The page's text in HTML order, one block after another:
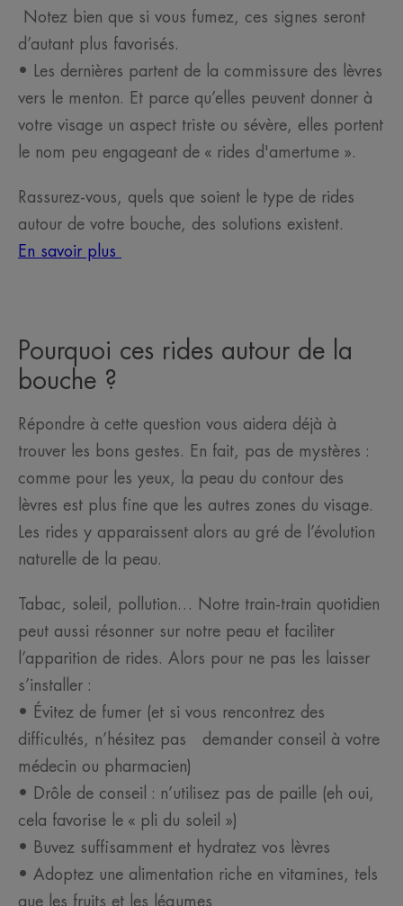
Notez bien que si vous fumez, ces signes seront
d’autant plus favorisés.
• Les dernières partent de la commissure des lèvres
vers le menton. Et parce qu’elles peuvent donner à
votre visage un aspect triste ou sévère, elles portent
le nom peu engageant de « rides d'amertume ».
Rassurez-vous, quels que soient le type de rides
autour de votre bouche, des solutions existent.
En savoir plus
Pourquoi ces rides autour de la
bouche ?
Répondre à cette question vous aidera déjà à
trouver les bons gestes. En fait, pas de mystères :
comme pour les yeux, la peau du contour des
lèvres est plus fine que les autres zones du visage.
Les rides y apparaissent alors au gré de l’évolution
naturelle de la peau.
Tabac, soleil, pollution… Notre train-train quotidien
peut aussi résonner sur notre peau et faciliter
l’apparition de rides. Alors pour ne pas les laisser
s’installer :
• Évitez de fumer (et si vous rencontrez des
difficultés, n’hésitez pas demander conseil à votre
médecin ou pharmacien)
• Drôle de conseil : n’utilisez pas de paille (eh oui,
cela favorise le « pli du soleil »)
• Buvez suffisamment et hydratez vos lèvres
• Adoptez une alimentation riche en vitamines, tels
que les fruits et les légumes